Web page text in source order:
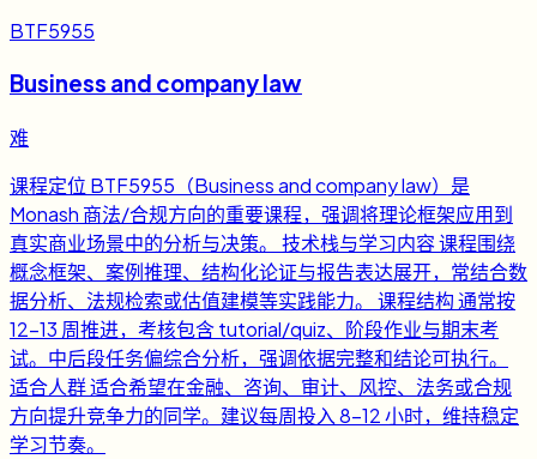
BTF5955
Business and company law
难
课程定位 BTF5955（Business and company law）是
Monash 商法/合规方向的重要课程，强调将理论框架应用到
真实商业场景中的分析与决策。 技术栈与学习内容 课程围绕
概念框架、案例推理、结构化论证与报告表达展开，常结合数
据分析、法规检索或估值建模等实践能力。 课程结构 通常按
12-13 周推进，考核包含 tutorial/quiz、阶段作业与期末考
试。中后段任务偏综合分析，强调依据完整和结论可执行。
适合人群 适合希望在金融、咨询、审计、风控、法务或合规
方向提升竞争力的同学。建议每周投入 8-12 小时，维持稳定
学习节奏。